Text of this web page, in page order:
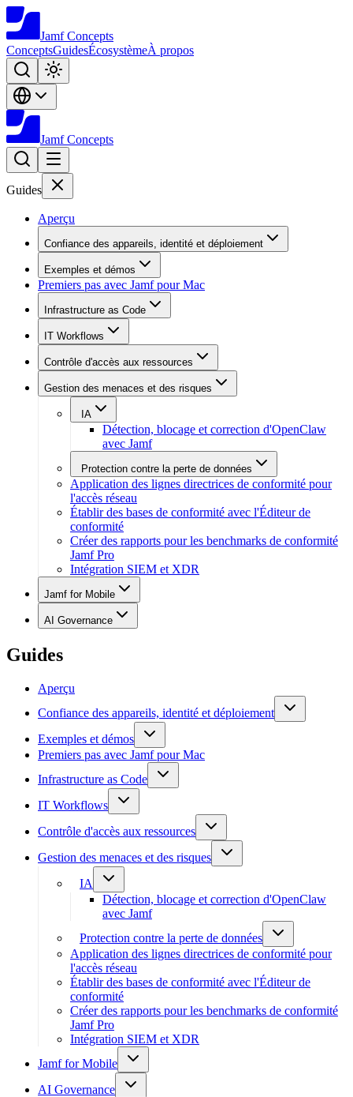
Jamf Concepts
ConceptsGuidesÉcosystèmeÀ propos
Jamf Concepts
Guides
Aperçu
Confiance des appareils, identité et déploiement
Exemples et démos
Premiers pas avec Jamf pour Mac
Infrastructure as Code
IT Workflows
Contrôle d'accès aux ressources
Gestion des menaces et des risques
IA
Détection, blocage et correction d'OpenClaw
avec Jamf
Protection contre la perte de données
Application des lignes directrices de conformité pour
l'accès réseau
Établir des bases de conformité avec l'Éditeur de
conformité
Créer des rapports pour les benchmarks de conformité
Jamf Pro
Intégration SIEM et XDR
Jamf for Mobile
AI Governance
Guides
Aperçu
Confiance des appareils, identité et déploiement
Exemples et démos
Premiers pas avec Jamf pour Mac
Infrastructure as Code
IT Workflows
Contrôle d'accès aux ressources
Gestion des menaces et des risques
IA
Détection, blocage et correction d'OpenClaw
avec Jamf
Protection contre la perte de données
Application des lignes directrices de conformité pour
l'accès réseau
Établir des bases de conformité avec l'Éditeur de
conformité
Créer des rapports pour les benchmarks de conformité
Jamf Pro
Intégration SIEM et XDR
Jamf for Mobile
AI Governance